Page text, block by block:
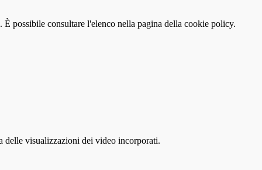
possibile consultare l'elenco nella pagina della cookie policy.
delle visualizzazioni dei video incorporati.